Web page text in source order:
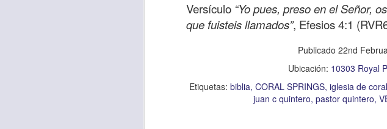
Versículo “Yo pues, preso en el Señor,
que fuisteis llamados”, Efesios 4:1
Publicado 22nd
Ubicación: 10303 Royal
Etiquetas: biblia CORAL SPRINGS iglesia de
juan c quintero pastor quintero